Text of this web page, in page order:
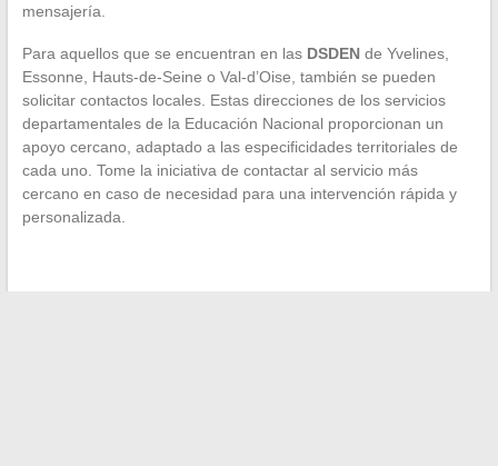
mensajería.
Para aquellos que se encuentran en las DSDENde Yvelines,
Essonne, Hauts-de-Seine o Val-d’Oise, también se pueden
solicitar contactos locales. Estas direcciones de los servicios
departamentales de la Educación Nacional proporcionan un
apoyo cercano, adaptado a las especificidades territoriales de
cada uno. Tome la iniciativa de contactar al servicio más
cercano en caso de necesidad para una intervención rápida y
personalizada.